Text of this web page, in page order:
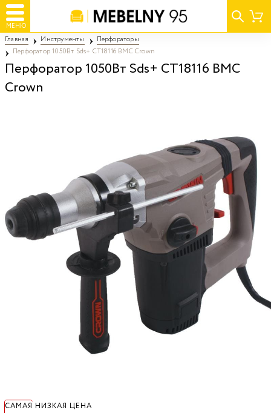
МЕНЮ
Главная Инструменты
Перфораторы
Перфоратор 1050Вт Sds+ CT18116 BMC Crown
Перфоратор 1050Вт Sds+ CT18116 BMC
Crown
САМАЯ НИЗКАЯ ЦЕНА